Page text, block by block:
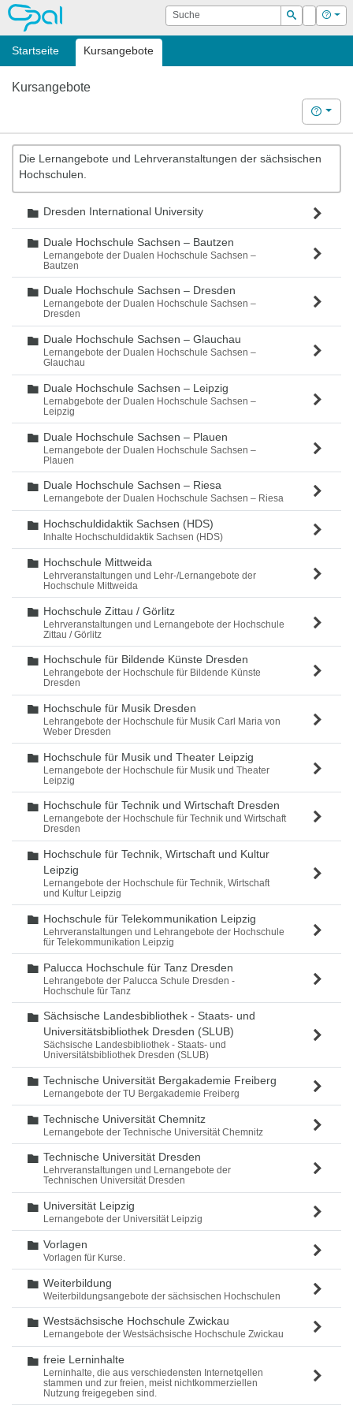
OPAL Suche
Suchen
Login Hilfe
Startseite Kursangebote
Kursangebote
Hilfe
Die Lernangebote und Lehrveranstaltungen der sächsischen
Hochschulen.
Ordner
Dresden International University
Ordner
Duale Hochschule Sachsen – Bautzen
Lernangebote der Dualen Hochschule Sachsen –
Bautzen
Ordner
Duale Hochschule Sachsen – Dresden
Lernangebote der Dualen Hochschule Sachsen –
Dresden
Ordner
Duale Hochschule Sachsen – Glauchau
Lernangebote der Dualen Hochschule Sachsen –
Glauchau
Ordner
Duale Hochschule Sachsen – Leipzig
Lernabgebote der Dualen Hochschule Sachsen –
Leipzig
Ordner
Duale Hochschule Sachsen – Plauen
Lernangebote der Dualen Hochschule Sachsen –
Plauen
Ordner
Duale Hochschule Sachsen – Riesa
Lernangebote der Dualen Hochschule Sachsen – Riesa
Ordner
Hochschuldidaktik Sachsen (HDS)
Inhalte Hochschuldidaktik Sachsen (HDS)
Ordner
Hochschule Mittweida
Lehrveranstaltungen und Lehr-/Lernangebote der
Hochschule Mittweida
Ordner
Hochschule Zittau / Görlitz
Lehrveranstaltungen und Lernangebote der Hochschule
Zittau / Görlitz
Ordner
Hochschule für Bildende Künste Dresden
Lehrangebote der Hochschule für Bildende Künste
Dresden
Ordner
Hochschule für Musik Dresden
Lehrangebote der Hochschule für Musik Carl Maria von
Weber Dresden
Ordner
Hochschule für Musik und Theater Leipzig
Lernangebote der Hochschule für Musik und Theater
Leipzig
Ordner
Hochschule für Technik und Wirtschaft Dresden
Lernangebote der Hochschule für Technik und Wirtschaft
Dresden
Ordner
Hochschule für Technik, Wirtschaft und Kultur
Leipzig
Lernangebote der Hochschule für Technik, Wirtschaft
und Kultur Leipzig
Ordner
Hochschule für Telekommunikation Leipzig
Lehrveranstaltungen und Lehrangebote der Hochschule
für Telekommunikation Leipzig
Ordner
Palucca Hochschule für Tanz Dresden
Lehrangebote der Palucca Schule Dresden -
Hochschule für Tanz
Ordner
Sächsische Landesbibliothek - Staats- und
Universitätsbibliothek Dresden (SLUB)
Sächsische Landesbibliothek - Staats- und
Universitätsbibliothek Dresden (SLUB)
Ordner
Technische Universität Bergakademie Freiberg
Lernangebote der TU Bergakademie Freiberg
Ordner
Technische Universität Chemnitz
Lernangebote der Technische Universität Chemnitz
Ordner
Technische Universität Dresden
Lehrveranstaltungen und Lernangebote der
Technischen Universität Dresden
Ordner
Universität Leipzig
Lernangebote der Universität Leipzig
Ordner
Vorlagen
Vorlagen für Kurse.
Ordner
Weiterbildung
Weiterbildungsangebote der sächsischen Hochschulen
Ordner
Westsächsische Hochschule Zwickau
Lernangebote der Westsächsische Hochschule Zwickau
Ordner
freie Lerninhalte
Lerninhalte, die aus verschiedensten Internetqellen
stammen und zur freien, meist nichtkommerziellen
Nutzung freigegeben sind.